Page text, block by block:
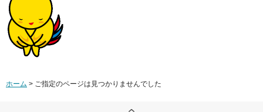
ホーム > ご指定のページは見つかりませんでした